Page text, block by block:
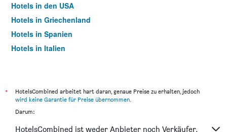
Hotels in den USA
Hotels in Griechenland
Hotels in Spanien
Hotels in Italien
*
HotelsCombined arbeitet hart daran, genaue Preise zu erhalten, jedoch
wird keine Garantie für Preise übernommen.
Darum:
HotelsCombined ist weder Anbieter noch Verkäufer.